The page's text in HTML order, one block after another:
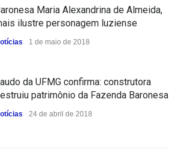
Maria Alexandrina de Almeida,
ilustre personagem luziense
1 de maio de 2018
da UFMG confirma: construtora
patrimônio da Fazenda Baronesa
24 de abril de 2018